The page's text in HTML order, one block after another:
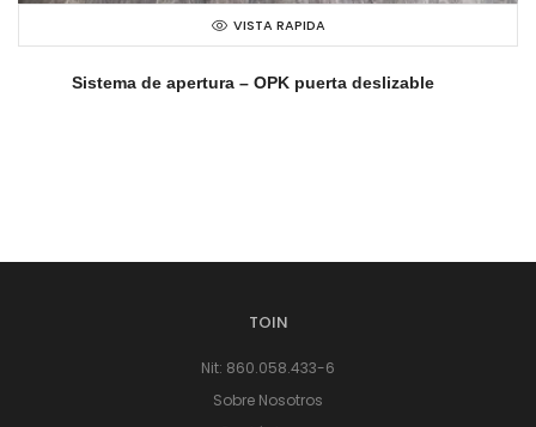
VISTA RAPIDA
Sistema de apertura – OPK puerta deslizable
TOIN
Nit: 860.058.433-6
Sobre Nosotros